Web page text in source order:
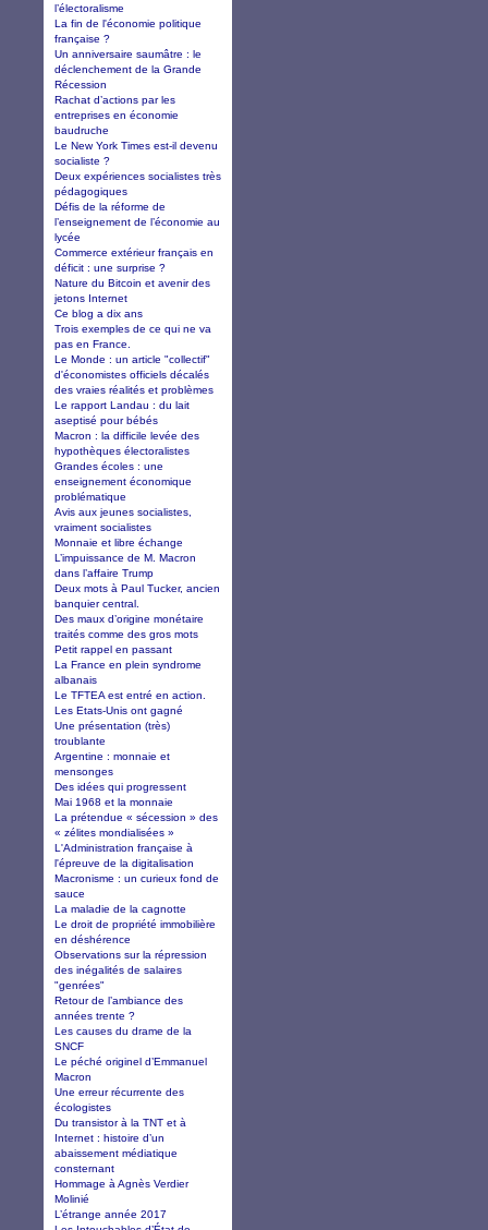
l’électoralisme
La fin de l'économie politique
française ?
Un anniversaire saumâtre : le
déclenchement de la Grande
Récession
Rachat d’actions par les
entreprises en économie
baudruche
Le New York Times est-il devenu
socialiste ?
Deux expériences socialistes très
pédagogiques
Défis de la réforme de
l’enseignement de l’économie au
lycée
Commerce extérieur français en
déficit : une surprise ?
Nature du Bitcoin et avenir des
jetons Internet
Ce blog a dix ans
Trois exemples de ce qui ne va
pas en France.
Le Monde : un article "collectif"
d'économistes officiels décalés
des vraies réalités et problèmes
Le rapport Landau : du lait
aseptisé pour bébés
Macron : la difficile levée des
hypothèques électoralistes
Grandes écoles : une
enseignement économique
problématique
Avis aux jeunes socialistes,
vraiment socialistes
Monnaie et libre échange
L’impuissance de M. Macron
dans l’affaire Trump
Deux mots à Paul Tucker, ancien
banquier central.
Des maux d’origine monétaire
traités comme des gros mots
Petit rappel en passant
La France en plein syndrome
albanais
Le TFTEA est entré en action.
Les Etats-Unis ont gagné
Une présentation (très)
troublante
Argentine : monnaie et
mensonges
Des idées qui progressent
Mai 1968 et la monnaie
La prétendue « sécession » des
« zélites mondialisées »
L'Administration française à
l'épreuve de la digitalisation
Macronisme : un curieux fond de
sauce
La maladie de la cagnotte
Le droit de propriété immobilière
en déshérence
Observations sur la répression
des inégalités de salaires
"genrées"
Retour de l’ambiance des
années trente ?
Les causes du drame de la
SNCF
Le péché originel d’Emmanuel
Macron
Une erreur récurrente des
écologistes
Du transistor à la TNT et à
Internet : histoire d’un
abaissement médiatique
consternant
Hommage à Agnès Verdier
Molinié
L’étrange année 2017